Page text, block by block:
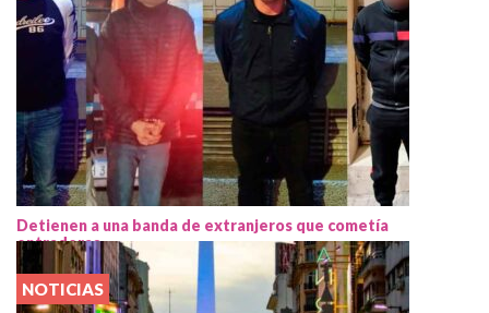
Detienen a una banda de extranjeros que cometía
entraderas
NOTICIAS